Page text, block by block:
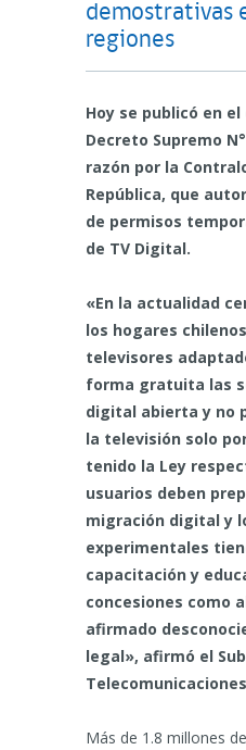
demostrativas
regiones
Hoy se publicó en
Decreto Supremo
razón por la
República, que
de permisos
de TV Digital.
«En la actualidad
los hogares
televisores
forma gratuita las
digital abierta y no
la televisión solo
tenido la Ley
usuarios deben
migración digital y
experimentales
capacitación y
concesiones como
afirmado
legal», afirmó el
Más de 1.8 millones